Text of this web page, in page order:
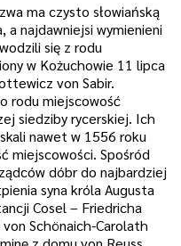
ma czysto słowiańską
a najdawniejsi wymienieni
się z rodu
w Kożuchowie 11 lipca
von Sabir.
rodu miejscowość
siedziby rycerskiej. Ich
nawet w 1556 roku
miejscowości. Spośród
dóbr do najbardziej
syna króla Augusta
Cosel – Friedricha
Schönaich-Carolath